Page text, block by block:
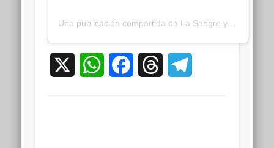
Una publicación compartida de La Sangre y La Gloria (@lasangre_y_lagloria)
WhatsAppFacebookThreads